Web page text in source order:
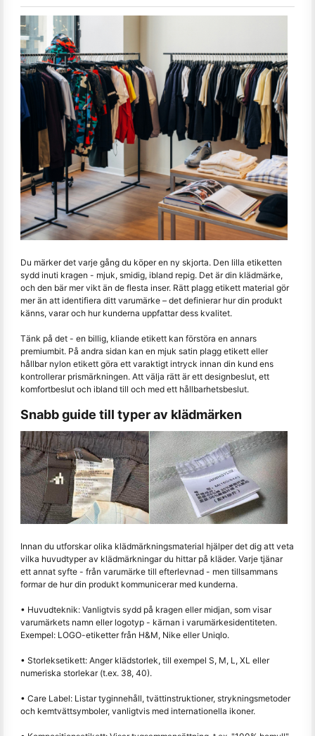
Du märker det varje gång du köper en ny skjorta. Den lilla etiketten
sydd inuti kragen - mjuk, smidig, ibland repig. Det är din klädmärke,
och den bär mer vikt än de flesta inser. Rätt plagg etikett material gör
mer än att identifiera ditt varumärke – det definierar hur din produkt
känns, varar och hur kunderna uppfattar dess kvalitet.
Tänk på det - en billig, kliande etikett kan förstöra en annars
premiumbit. På andra sidan kan en mjuk satin plagg etikett eller
hållbar nylon etikett göra ett varaktigt intryck innan din kund ens
kontrollerar prismärkningen. Att välja rätt är ett designbeslut, ett
komfortbeslut och ibland till och med ett hållbarhetsbeslut.
Snabb guide till typer av klädmärken
Innan du utforskar olika klädmärkningsmaterial hjälper det dig att veta
vilka huvudtyper av klädmärkningar du hittar på kläder. Varje tjänar
ett annat syfte - från varumärke till efterlevnad - men tillsammans
formar de hur din produkt kommunicerar med kunderna.
• Huvudteknik: Vanligtvis sydd på kragen eller midjan, som visar
varumärkets namn eller logotyp - kärnan i varumärkesidentiteten.
Exempel: LOGO-etiketter från H&M, Nike eller Uniqlo.
• Storleksetikett: Anger klädstorlek, till exempel S, M, L, XL eller
numeriska storlekar (t.ex. 38, 40).
• Care Label: Listar tyginnehåll, tvättinstruktioner, strykningsmetoder
och kemtvättsymboler, vanligtvis med internationella ikoner.